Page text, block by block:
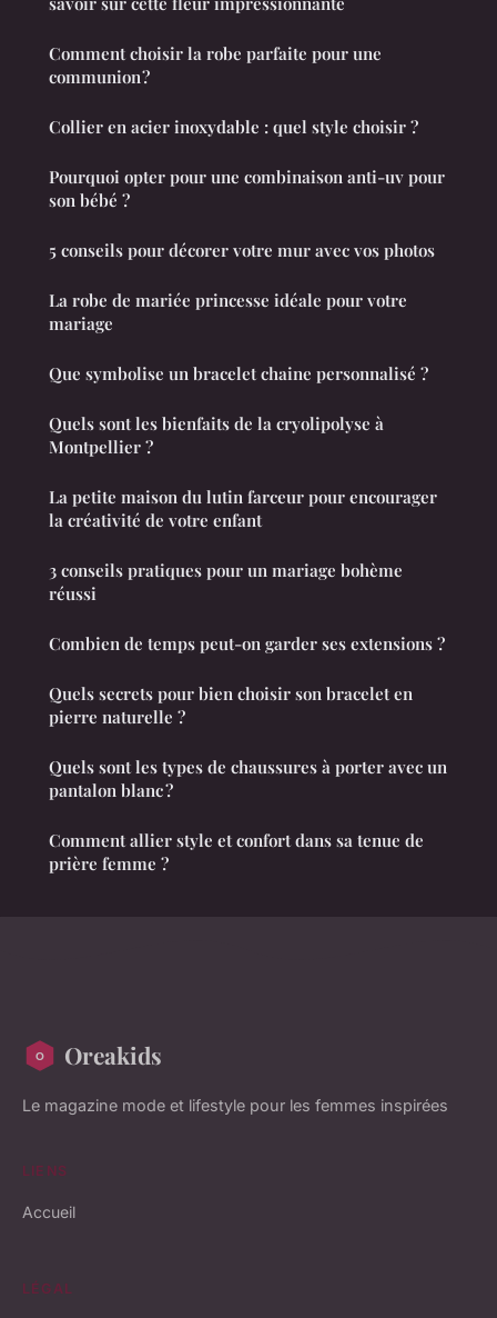
Comment choisir la robe parfaite pour une
communion ?
Collier en acier inoxydable : quel style choisir ?
Pourquoi opter pour une combinaison anti-uv pour
son bébé ?
5 conseils pour décorer votre mur avec vos photos
La robe de mariée princesse idéale pour votre
mariage
Que symbolise un bracelet chaine personnalisé ?
Quels sont les bienfaits de la cryolipolyse à
Montpellier ?
La petite maison du lutin farceur pour encourager
la créativité de votre enfant
3 conseils pratiques pour un mariage bohème
réussi
Combien de temps peut-on garder ses extensions ?
Quels secrets pour bien choisir son bracelet en
pierre naturelle ?
Quels sont les types de chaussures à porter avec un
pantalon blanc ?
Comment allier style et confort dans sa tenue de
prière femme ?
Oreakids
Le magazine mode et lifestyle pour les femmes inspirées
LIENS
Accueil
LÉGAL